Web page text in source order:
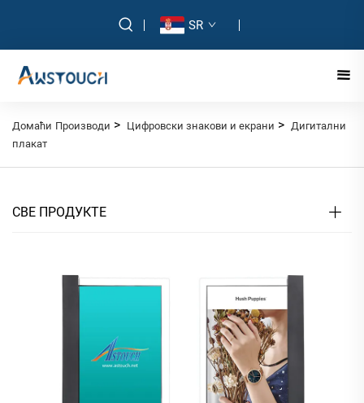
SR
Домаћи Производи > Цифровски знакови и екрани > Дигитални
плакат
СВЕ ПРОДУКТЕ